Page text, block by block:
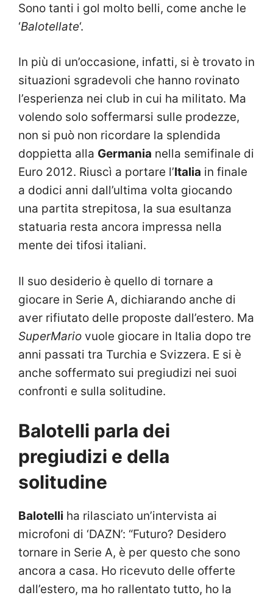
Sono tanti i gol molto belli, come anche le
‘Balotellate‘.
In più di un’occasione, infatti, si è trovato in
situazioni sgradevoli che hanno rovinato
l’esperienza nei club in cui ha militato. Ma
volendo solo soffermarsi sulle prodezze,
non si può non ricordare la splendida
doppietta alla Germania nella semifinale di
Euro 2012. Riuscì a portare l’Italia in finale
a dodici anni dall’ultima volta giocando
una partita strepitosa, la sua esultanza
statuaria resta ancora impressa nella
mente dei tifosi italiani.
Il suo desiderio è quello di tornare a
giocare in Serie A, dichiarando anche di
aver rifiutato delle proposte dall’estero. Ma
SuperMario vuole giocare in Italia dopo tre
anni passati tra Turchia e Svizzera. E si è
anche soffermato sui pregiudizi nei suoi
confronti e sulla solitudine.
Balotelli parla dei
pregiudizi e della
solitudine
Balotelli ha rilasciato un’intervista ai
microfoni di ‘DAZN’: “Futuro? Desidero
tornare in Serie A, è per questo che sono
ancora a casa. Ho ricevuto delle offerte
dall’estero, ma ho rallentato tutto, ho la